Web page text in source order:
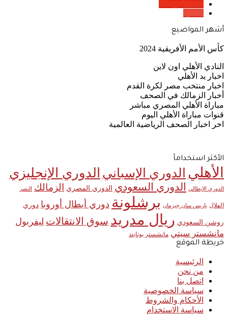
أشهر المواضيع
كأس الأمم الأفريقية 2024
النادي الأهلي اون لاين
اخبار يد الأهلي
اخبار منتخب مصر لكرة القدم
أخبار الزمالك في الصحف
مباراة الأهلي المصري مباشر
قنوات مباراة الأهلي اليوم
اخر اخبار الصحف الرياضية العالمية
الأكثر استخدامآ
الأهلي الدوري الإسباني الدوري الإنجليزي
الدوري الإيطالي الدوري السعودي الدوري المصري الزمالك النصر
الهلال باريس سان جيرمان برشلونة دوري أبطال أوروبا دوري
روشن السعودي ريال مدريد سوق الانتقالات ليفربول
مانشستر سيتي مانشستر يونايتد
خريطة الموقع
الرئيسية
من نحن
اتصل بنا
سياسة الخصوصية
الأحكام والشروط
سياسة الاستخدام